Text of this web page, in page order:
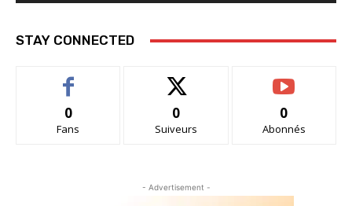
STAY CONNECTED
0
Fans
0
Suiveurs
0
Abonnés
- Advertisement -